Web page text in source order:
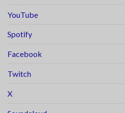
YouTube
Spotify
Facebook
Twitch
X